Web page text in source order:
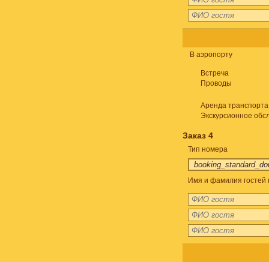
В аэропорту
Встреча
Проводы
Аренда транспорта
Экскурсионное
Заказ 4
Тип номера
Имя и фамилия гостей